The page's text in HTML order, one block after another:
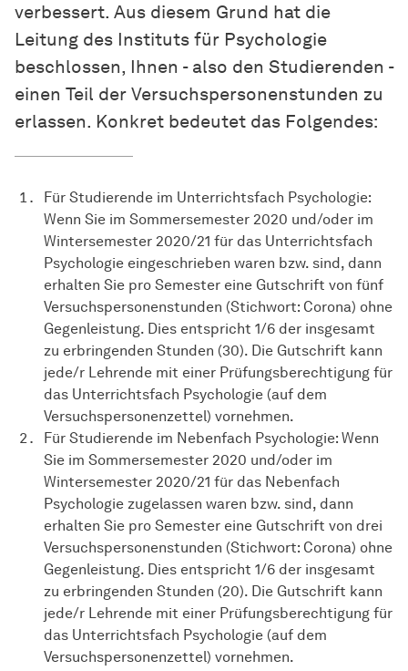
verbessert. Aus diesem Grund hat die
Leitung des Instituts für Psychologie
beschlossen, Ihnen - also den Studierenden -
einen Teil der Versuchspersonenstunden zu
erlassen. Konkret bedeutet das Folgendes:
Für Studierende im Unterrichtsfach Psychologie:
Wenn Sie im Sommersemester 2020 und/oder im
Wintersemester 2020/21 für das Unterrichtsfach
Psychologie eingeschrieben waren bzw. sind, dann
erhalten Sie pro Semester eine Gutschrift von fünf
Versuchspersonenstunden (Stichwort: Corona) ohne
Gegenleistung. Dies entspricht 1/6 der insgesamt
zu erbringenden Stunden (30). Die Gutschrift kann
jede/r Lehrende mit einer Prüfungsberechtigung für
das Unterrichtsfach Psychologie (auf dem
Versuchspersonenzettel) vornehmen.
Für Studierende im Nebenfach Psychologie: Wenn
Sie im Sommersemester 2020 und/oder im
Wintersemester 2020/21 für das Nebenfach
Psychologie zugelassen waren bzw. sind, dann
erhalten Sie pro Semester eine Gutschrift von drei
Versuchspersonenstunden (Stichwort: Corona) ohne
Gegenleistung. Dies entspricht 1/6 der insgesamt
zu erbringenden Stunden (20). Die Gutschrift kann
jede/r Lehrende mit einer Prüfungsberechtigung für
das Unterrichtsfach Psychologie (auf dem
Versuchspersonenzettel) vornehmen.